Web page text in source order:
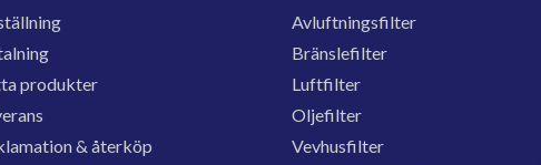
produkter
& återköp
Avluftningsfilter
Bränslefilter
Luftfilter
Oljefilter
Vevhusfilter